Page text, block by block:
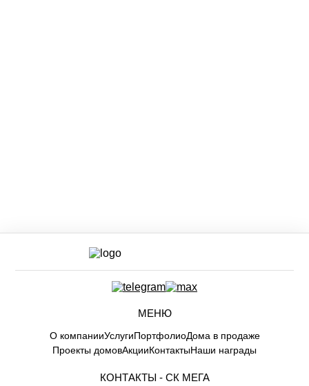
МЕНЮ
О компанииУслугиПортфолиоДома в продаже
Проекты домовАкцииКонтактыНаши награды
КОНТАКТЫ - СК МЕГА